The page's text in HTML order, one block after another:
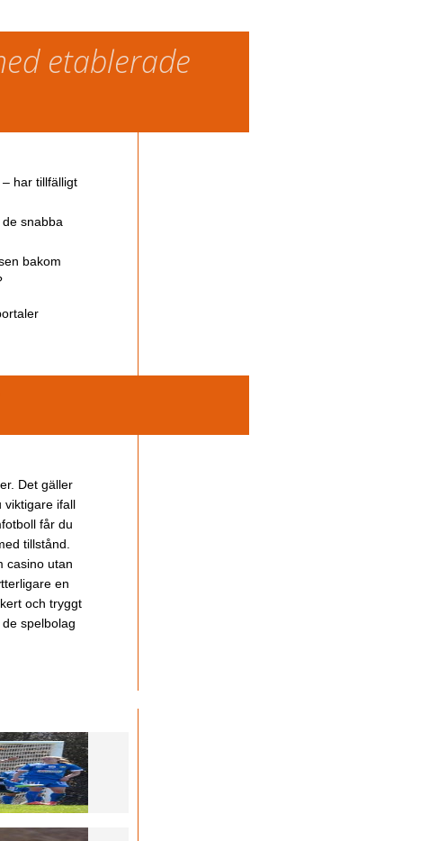
etablerade
har tillfälligt
snabba
bakom
Det gäller
viktigare ifall
får du
tillstånd.
casino utan
en
och tryggt
spelbolag